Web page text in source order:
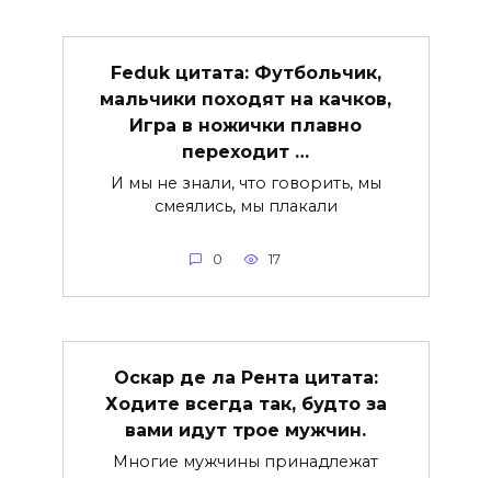
Feduk цитата: Футбольчик,
мальчики походят на качков,
Игра в ножички плавно
переходит …
И мы не знали, что говорить, мы
смеялись, мы плакали
0 17
Оскар де ла Рента цитата:
Ходите всегда так, будто за
вами идут трое мужчин.
Многие мужчины принадлежат